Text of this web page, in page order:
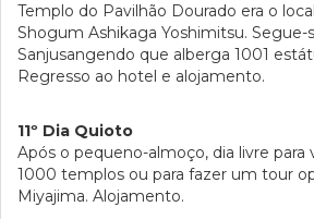
Templo do Pavilhão Dourado era o
Shogum Ashikaga Yoshimitsu. Segue-
Sanjusangendo que alberga 1001
Regresso ao hotel e alojamento.
11º Dia Quioto
Após o pequeno-almoço, dia livre para
1000 templos ou para fazer um tour
Miyajima. Alojamento.